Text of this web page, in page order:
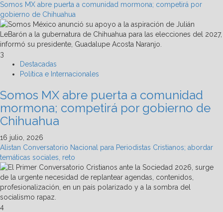
Somos MX abre puerta a comunidad mormona; competirá por
gobierno de Chihuahua
3
Destacadas
Política e Internacionales
Somos MX abre puerta a comunidad
mormona; competirá por gobierno de
Chihuahua
16 julio, 2026
Alistan Conversatorio Nacional para Periodistas Cristianos; abordar
temáticas sociales, reto
4